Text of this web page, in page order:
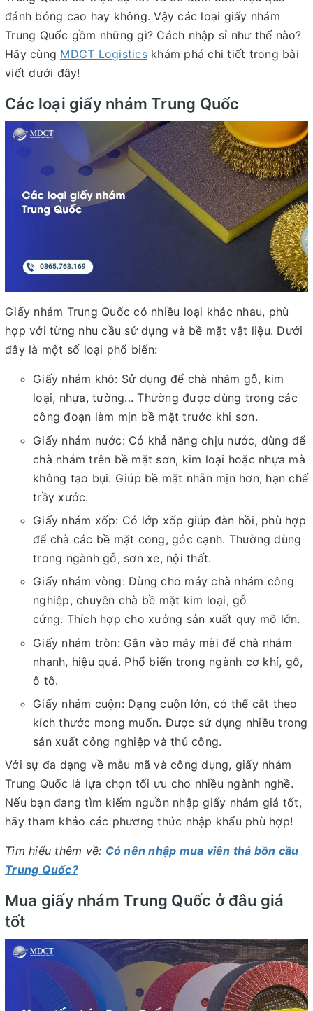
đánh bóng cao hay không. Vậy các loại giấy nhám
Trung Quốc gồm những gì? Cách nhập sỉ như thế nào?
Hãy cùng MDCT Logisticskhám phá chi tiết trong bài
viết dưới đây!
Các loại giấy nhám Trung Quốc
Giấy nhám Trung Quốc có nhiều loại khác nhau, phù
hợp với từng nhu cầu sử dụng và bề mặt vật liệu. Dưới
đây là một số loại phổ biến:
Giấy nhám khô: Sử dụng để chà nhám gỗ, kim
loại, nhựa, tường... Thường được dùng trong các
công đoạn làm mịn bề mặt trước khi sơn.
Giấy nhám nước: Có khả năng chịu nước, dùng để
chà nhám trên bề mặt sơn, kim loại hoặc nhựa mà
không tạo bụi. Giúp bề mặt nhẵn mịn hơn, hạn chế
trầy xước.
Giấy nhám xốp: Có lớp xốp giúp đàn hồi, phù hợp
để chà các bề mặt cong, góc cạnh. Thường dùng
trong ngành gỗ, sơn xe, nội thất.
Giấy nhám vòng: Dùng cho máy chà nhám công
nghiệp, chuyên chà bề mặt kim loại, gỗ
cứng. Thích hợp cho xưởng sản xuất quy mô lớn.
Giấy nhám tròn: Gắn vào máy mài để chà nhám
nhanh, hiệu quả. Phổ biến trong ngành cơ khí, gỗ,
ô tô.
Giấy nhám cuộn: Dạng cuộn lớn, có thể cắt theo
kích thước mong muốn. Được sử dụng nhiều trong
sản xuất công nghiệp và thủ công.
Với sự đa dạng về mẫu mã và công dụng, giấy nhám
Trung Quốc là lựa chọn tối ưu cho nhiều ngành nghề.
Nếu bạn đang tìm kiếm nguồn nhập giấy nhám giá tốt,
hãy tham khảo các phương thức nhập khẩu phù hợp!
Tìm hiểu thêm về: Có nên nhập mua viên thả bồn cầu
Trung Quốc?
Mua giấy nhám Trung Quốc ở đâu giá
tốt